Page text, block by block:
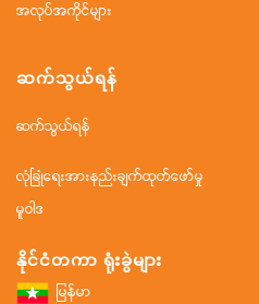
အလုပ်အကိုင်များ
ဆက်သွယ်ရန်
ဆက်သွယ်ရန်
လုံခြုံရေးအားနည်းချက်ထုတ်ဖော်မှု
မူဝါဒ
နိုင်ငံတကာ ရုံးခွဲများ
မြန်မာ